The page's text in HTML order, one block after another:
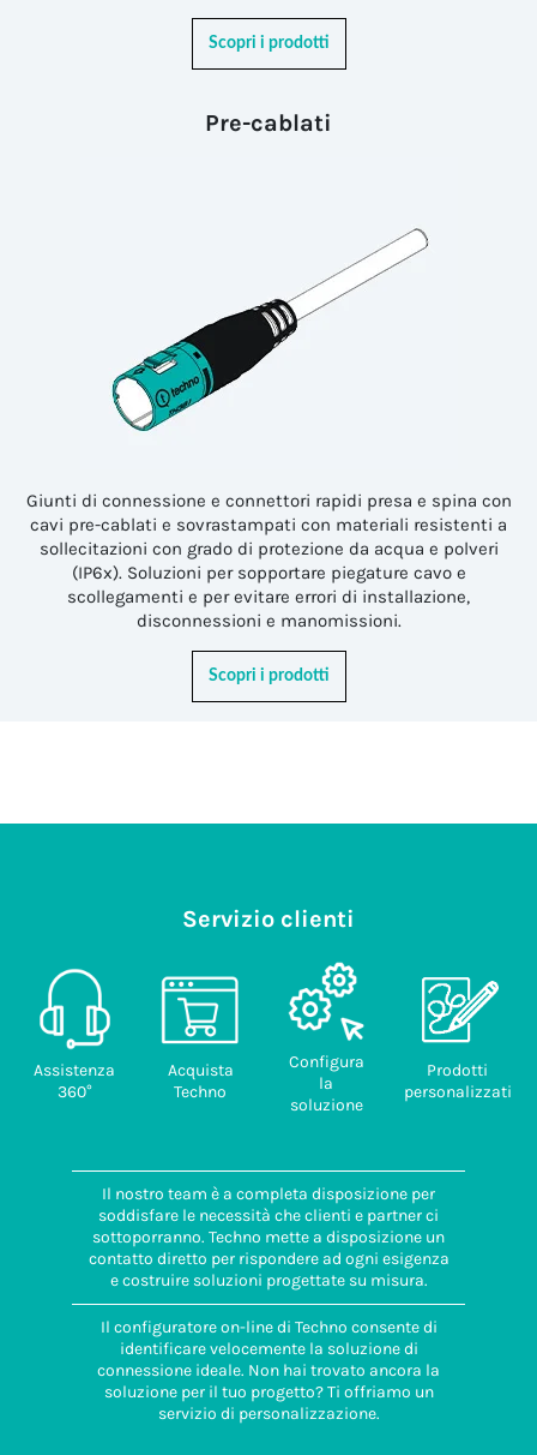
Scopri i prodotti
Pre-cablati
Giunti di connessione e connettori rapidi presa e spina con
cavi pre-cablati e sovrastampati con materiali resistenti a
sollecitazioni con grado di protezione da acqua e polveri
(IP6x). Soluzioni per sopportare piegature cavo e
scollegamenti e per evitare errori di installazione,
disconnessioni e manomissioni.
Scopri i prodotti
Servizio clienti
Assistenza
360°
Acquista
Techno
Configura
la
soluzione
Prodotti
personalizzati
Il nostro team è a completa disposizione per
soddisfare le necessità che clienti e partner ci
sottoporranno. Techno mette a disposizione un
contatto diretto per rispondere ad ogni esigenza
e costruire soluzioni progettate su misura.
Il configuratore on-line di Techno consente di
identificare velocemente la soluzione di
connessione ideale. Non hai trovato ancora la
soluzione per il tuo progetto? Ti offriamo un
servizio di personalizzazione.